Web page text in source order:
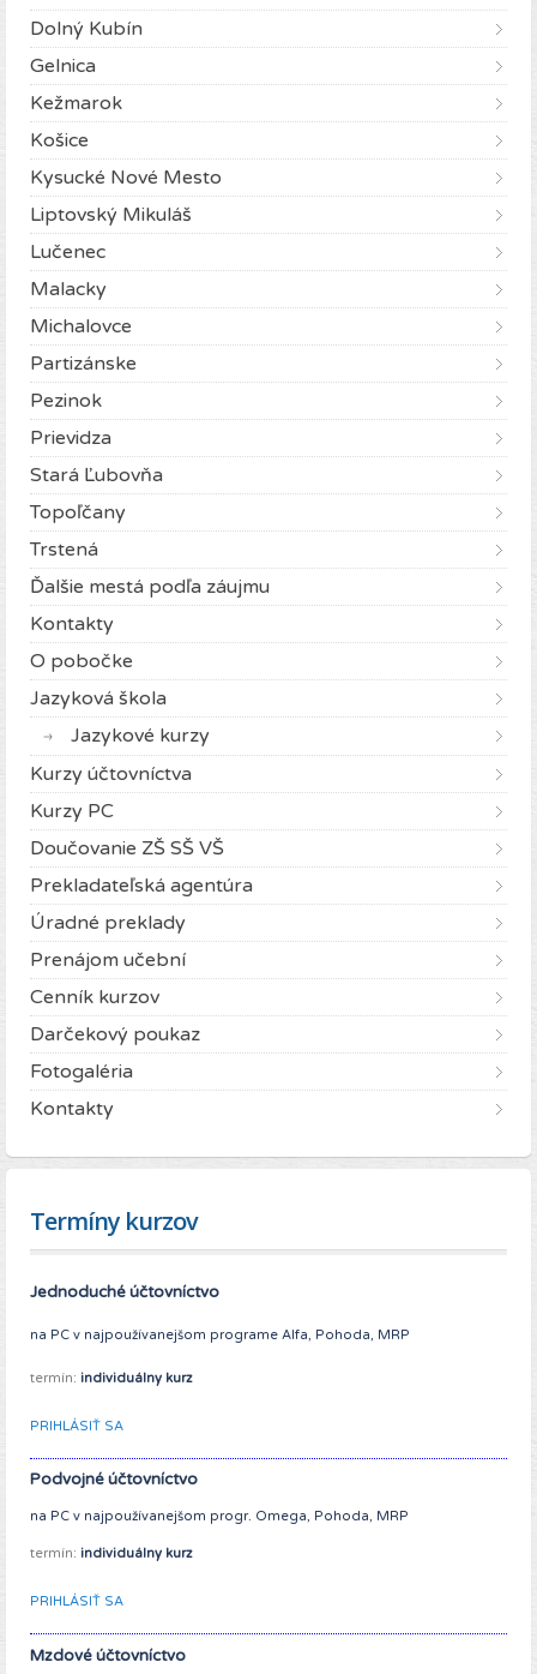
Dolný Kubín
Gelnica
Kežmarok
Košice
Kysucké Nové Mesto
Liptovský Mikuláš
Lučenec
Malacky
Michalovce
Partizánske
Pezinok
Prievidza
Stará Ľubovňa
Topoľčany
Trstená
Ďalšie mestá podľa záujmu
Kontakty
O pobočke
Jazyková škola
Jazykové kurzy
Kurzy účtovníctva
Kurzy PC
Doučovanie ZŠ SŠ VŠ
Prekladateľská agentúra
Úradné preklady
Prenájom učební
Cenník kurzov
Darčekový poukaz
Fotogaléria
Kontakty
Termíny kurzov
Jednoduché účtovníctvo
na PC v najpoužívanejšom programe Alfa, Pohoda, MRP
termín: individuálny kurz
PRIHLÁSIŤ SA
Podvojné účtovníctvo
na PC v najpoužívanejšom progr. Omega, Pohoda, MRP
termín: individuálny kurz
PRIHLÁSIŤ SA
Mzdové účtovníctvo